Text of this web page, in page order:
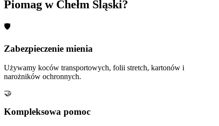
Piomag w Chełm Śląski?
🛡
Zabezpieczenie mienia
Używamy koców transportowych, folii stretch, kartonów i
narożników ochronnych.
🤝
Kompleksowa pomoc